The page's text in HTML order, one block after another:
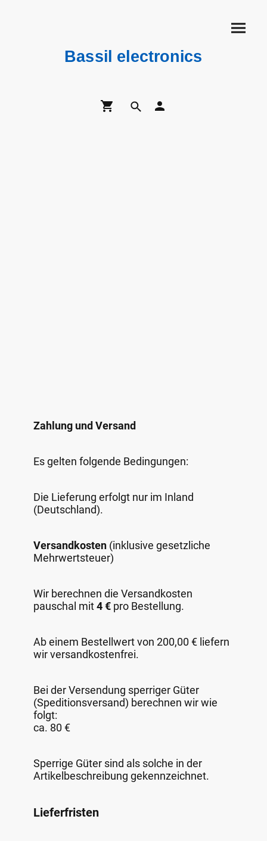
Bassil electronics
Zahlung und Versand
Es gelten folgende Bedingungen:
Die Lieferung erfolgt nur im Inland
(Deutschland).
Versandkosten (inklusive gesetzliche
Mehrwertsteuer)
Wir berechnen die Versandkosten
pauschal mit4 € pro Bestellung.
Ab einem Bestellwert von 200,00 € liefern
wir versandkostenfrei.
Bei der Versendung sperriger Güter
(Speditionsversand) berechnen wir wie
folgt:
ca. 80 €
Sperrige Güter sind als solche in der
Artikelbeschreibung gekennzeichnet.
Lieferfristen